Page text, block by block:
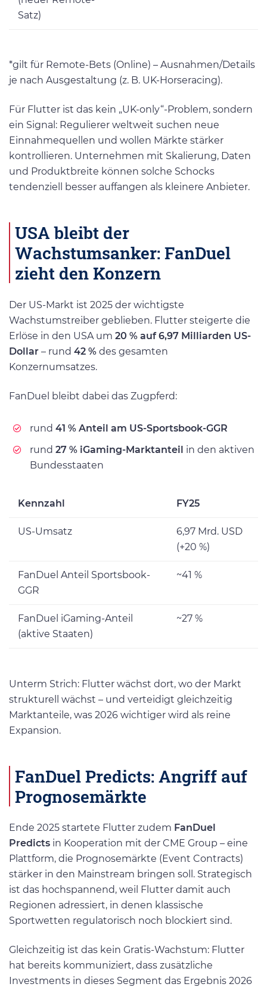
Satz)
*gilt für Remote-Bets (Online) – Ausnahmen/Details
je nach Ausgestaltung (z. B. UK-Horseracing).
Für Flutter ist das kein „UK-only“-Problem, sondern
ein Signal: Regulierer weltweit suchen neue
Einnahmequellen und wollen Märkte stärker
kontrollieren. Unternehmen mit Skalierung, Daten
und Produktbreite können solche Schocks
tendenziell besser auffangen als kleinere Anbieter.
USA bleibt der
Wachstumsanker: FanDuel
zieht den Konzern
Der US-Markt ist 2025 der wichtigste
Wachstumstreiber geblieben. Flutter steigerte die
Erlöse in den USA um 20 % auf 6,97 Milliarden US-
Dollar – rund 42 % des gesamten
Konzernumsatzes.
FanDuel bleibt dabei das Zugpferd:
rund 41 % Anteil am US-Sportsbook-GGR
rund 27 % iGaming-Marktanteil in den aktiven
Bundesstaaten
Kennzahl FY25
US-Umsatz
6,97 Mrd. USD
(+20 %)
FanDuel Anteil Sportsbook-
GGR
~41 %
FanDuel iGaming-Anteil
(aktive Staaten)
~27 %
Unterm Strich: Flutter wächst dort, wo der Markt
strukturell wächst – und verteidigt gleichzeitig
Marktanteile, was 2026 wichtiger wird als reine
Expansion.
FanDuel Predicts: Angriff auf
Prognosemärkte
Ende 2025 startete Flutter zudem FanDuel
Predicts in Kooperation mit der CME Group – eine
Plattform, die Prognosemärkte (Event Contracts)
stärker in den Mainstream bringen soll. Strategisch
ist das hochspannend, weil Flutter damit auch
Regionen adressiert, in denen klassische
Sportwetten regulatorisch noch blockiert sind.
Gleichzeitig ist das kein Gratis-Wachstum: Flutter
hat bereits kommuniziert, dass zusätzliche
Investments in dieses Segment das Ergebnis 2026